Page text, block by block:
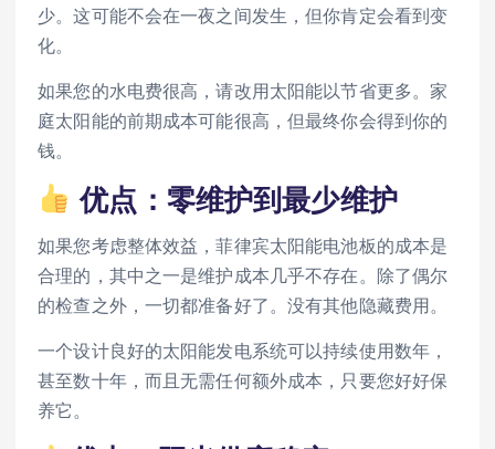
少。这可能不会在一夜之间发生，但你肯定会看到变
化。
如果您的水电费很高，请改用太阳能以节省更多。家
庭太阳能的前期成本可能很高，但最终你会得到你的
钱。
优点：零维护到最少维护
如果您考虑整体效益，菲律宾太阳能电池板的成本是
合理的，其中之一是维护成本几乎不存在。除了偶尔
的检查之外，一切都准备好了。没有其他隐藏费用。
一个设计良好的太阳能发电系统可以持续使用数年，
甚至数十年，而且无需任何额外成本，只要您好好保
养它。